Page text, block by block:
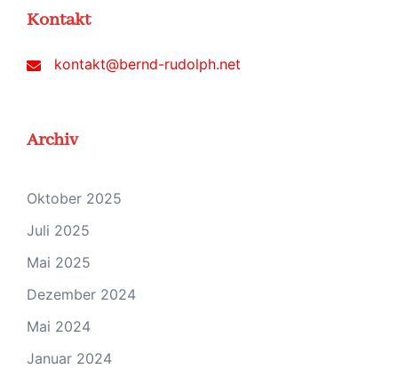
Kontakt
kontakt@bernd-rudolph.net
Archiv
Oktober 2025
Juli 2025
Mai 2025
Dezember 2024
Mai 2024
Januar 2024